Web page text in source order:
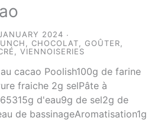
2024
,CHOCOLAT ,GOÛTER
,VIENNOISERIES
cacao Poolish100g de farine
fraiche 2g selPâte à
d'eau9g de sel2g de
de bassinageAromatisation1g